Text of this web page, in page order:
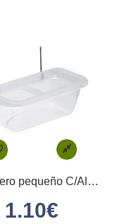
Comedero pequeño C/Alambres y Huella
1.10€